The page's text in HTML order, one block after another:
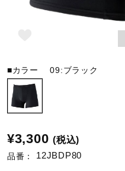
■カラー09:ブラック
¥3,300 (税込)
品番： 12JBDP80